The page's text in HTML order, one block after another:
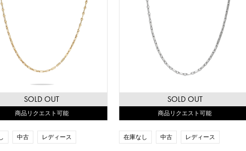
SOLD OUT
商品リクエスト可能
中古 レディース
SOLD OUT
商品リクエスト可能
在庫なし 中古 レディース